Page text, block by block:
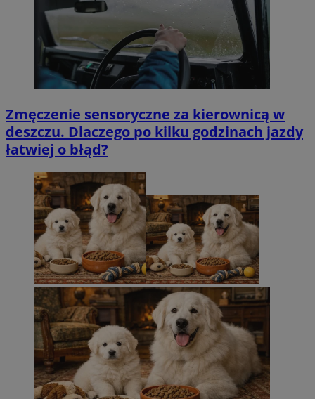
Zmęczenie sensoryczne za kierownicą w
deszczu. Dlaczego po kilku godzinach jazdy
łatwiej o błąd?